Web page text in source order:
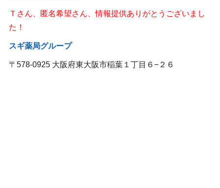
Ｔさん、匿名希望さん、情報提供ありがとうございまし
た！
スギ薬局グループ
〒578-0925 大阪府東大阪市稲葉１丁目６−２６